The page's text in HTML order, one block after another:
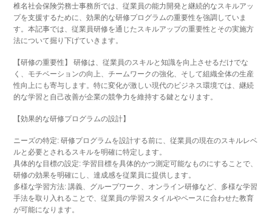
椎名社会保険労務士事務所では、従業員の能力開発と継続的なスキルアッ
プを支援するために、効果的な研修プログラムの重要性を強調していま
す。本記事では、従業員研修を通じたスキルアップの重要性とその実施方
法について掘り下げていきます。
【研修の重要性】 研修は、従業員のスキルと知識を向上させるだけでな
く、モチベーションの向上、チームワークの強化、そして組織全体の生産
性向上にも寄与します。特に変化が激しい現代のビジネス環境では、継続
的な学習と自己改善が企業の競争力を維持する鍵となります。
【効果的な研修プログラムの設計】
ニーズの特定: 研修プログラムを設計する前に、従業員の現在のスキルレベ
ルと必要とされるスキルを明確に特定します。
具体的な目標の設定: 学習目標を具体的かつ測定可能なものにすることで、
研修の効果を明確にし、達成感を従業員に提供します。
多様な学習方法: 講義、グループワーク、オンライン研修など、多様な学習
手法を取り入れることで、従業員の学習スタイルやペースに合わせた教育
が可能になります。